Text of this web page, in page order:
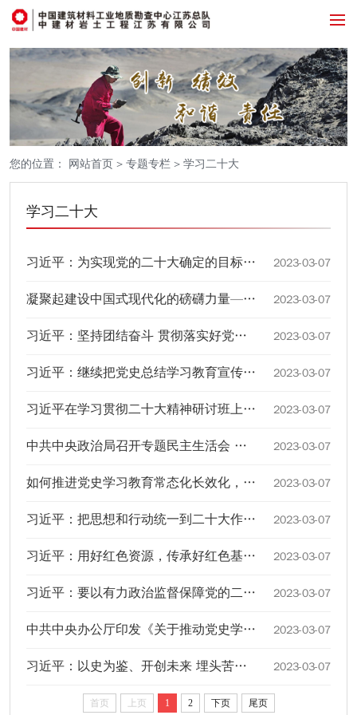
您的位置： 网站首页 > 专题专栏 > 学习二十大
学习二十大
习近平：为实现党的二十大确定的目标任务而团结奋斗 2023-03-07
凝聚起建设中国式现代化的磅礴力量——从党的二十大到2023年全国两会 2023-03-07
习近平：坚持团结奋斗 贯彻落实好党的二十大重大决策部署 2023-03-07
习近平：继续把党史总结学习教育宣传引向深入 更好把握和运用党的百年奋斗历史经验 2023-03-07
习近平在学习贯彻二十大精神研讨班上发表重要讲话 2023-03-07
中共中央政治局召开专题民主生活会 习近平主持会议并发表重要讲话 2023-03-07
如何推进党史学习教育常态化长效化，总书记提了这些要求 2023-03-07
习近平：把思想和行动统一到二十大作出的重大决策部署上来 2023-03-07
习近平：用好红色资源，传承好红色基因 把红色江山世世代代传下去 2023-03-07
习近平：要以有力政治监督保障党的二十大决策部署落实见效 2023-03-07
中共中央办公厅印发《关于推动党史学习教育常态化长效化的意见》 2023-03-07
习近平：以史为鉴、开创未来 埋头苦干、勇毅前行 2023-03-07
首页 上页 1 2 下页 尾页